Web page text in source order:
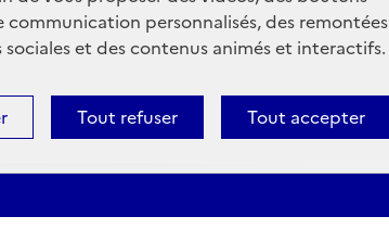
communication personnalisés, des remontées
et des contenus animés et interactifs.
Tout accepter
Tout refuser